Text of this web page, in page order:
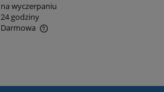
na wyczerpaniu
24 godziny
Darmowa